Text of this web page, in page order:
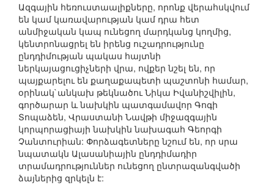
Ազգային հեռուստաալիքները, որոնք վերահսկվում
են կամ կառավարության կամ դրա հետ
անմիջական կապ ունեցող մարդկանց կողմից,
կենտրոնացրել են իրենց ուշադրությունը
ընդդիմության պակաս հայտնի
ներկայացուցիչների վրա, ովքեր նշել են, որ
պայքարելու են քաղաքապետի պաշտոնի համար,
օրինակ`անկախ թեկնածու Նիկա Իվանիշվիլին,
գործարար և նախկին պատգամավոր Գոգի
Տոպաձեն, Վրաստանի Նավթի միջազգային
կորպորացիայի նախկին նախագահ Գեորգի
Չանտուրիան: Փորձագետները նշում են, որ սրա
նպատակն Ալասանիային ընդդիմադիր
տրամադրություններ ունեցող ընտրազանգվածի
ձայներից զրկելն է: